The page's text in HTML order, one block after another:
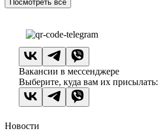
Посмотреть все
Вакансии в мессенджере
Выберите, куда вам их присылать:
Новости